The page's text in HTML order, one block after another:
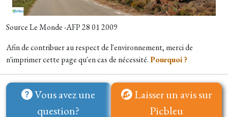
Source Le Monde -AFP 28 01 2009
Afin de contribuer au respect de l'environnement, merci de
n'imprimer cette page qu'en cas de nécessité.Pourquoi ?
Vous avez une
question?
Laisser un avis sur
Picbleu